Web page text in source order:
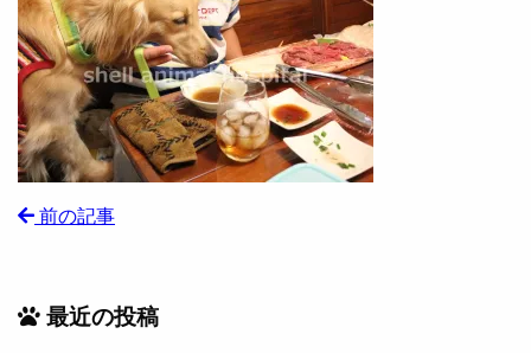
前の記事
最近の投稿